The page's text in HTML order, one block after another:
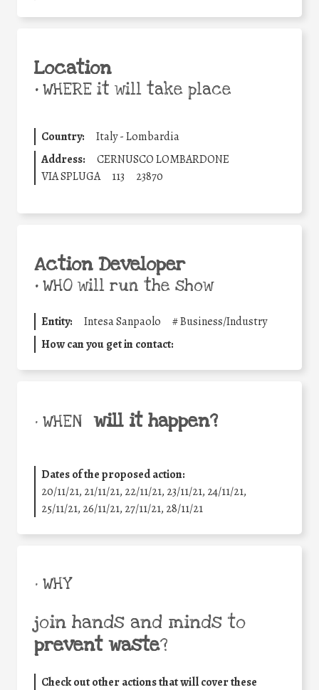
Location
•WHERE it will take place
Country:
Italy - Lombardia
Address:
CERNUSCO LOMBARDONE
VIA SPLUGA
113 23870
Action Developer
•WHO will run the show
Entity: Intesa Sanpaolo #Business/Industry
How can you get in contact:
• WHEN will it happen?
Dates of the proposed action:
20/11/21, 21/11/21, 22/11/21, 23/11/21, 24/11/21,
25/11/21, 26/11/21, 27/11/21, 28/11/21
• WHY
join hands and minds to
prevent waste?
Check out other actions that will cover these